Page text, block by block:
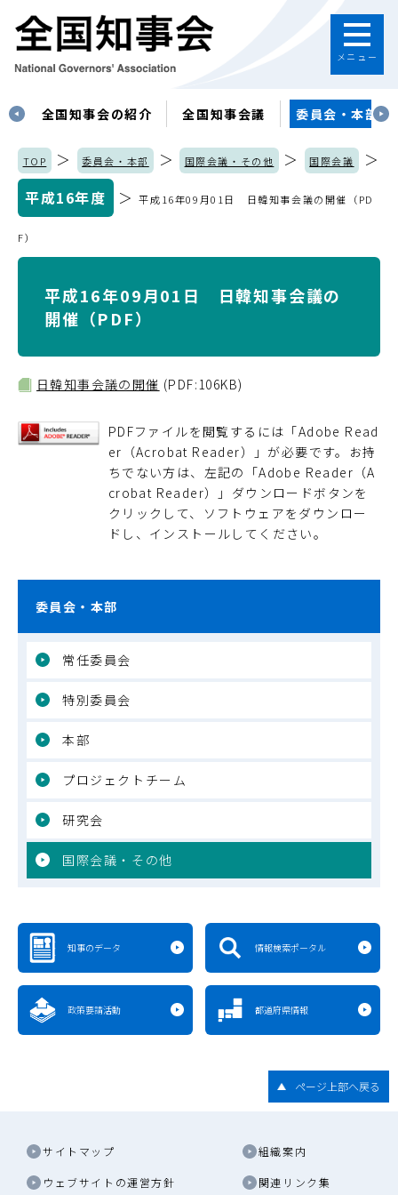
メニュー
全国知事会の紹介 全国知事会議 委員会・本部
TOP ＞ 委員会・本部 ＞ 国際会議・その他 ＞ 国際会議
＞
平成16年度
＞平成16年09月01日 日韓知事会議の開催（PD
F）
平成16年09月01日 日韓知事会議の
開催（PDF）
日韓知事会議の開催 (PDF:106KB)
PDFファイルを閲覧するには「Adobe Read
er（Acrobat Reader）」が必要です。お持
ちでない方は、左記の「Adobe Reader（A
crobat Reader）」ダウンロードボタンを
クリックして、ソフトウェアをダウンロー
ドし、インストールしてください。
委員会・本部
常任委員会
特別委員会
本部
プロジェクトチーム
研究会
国際会議・その他
知事のデータ 情報検索ポータル
政策要請活動 都道府県情報
ページ上部へ戻る
サイトマップ 組織案内
ウェブサイトの運営方針 関連リンク集